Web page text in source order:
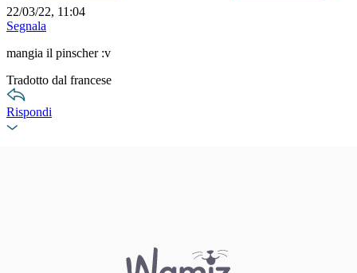
22/03/22, 11:04
Segnala
mangia il pinscher :v
Tradotto dal francese
Rispondi